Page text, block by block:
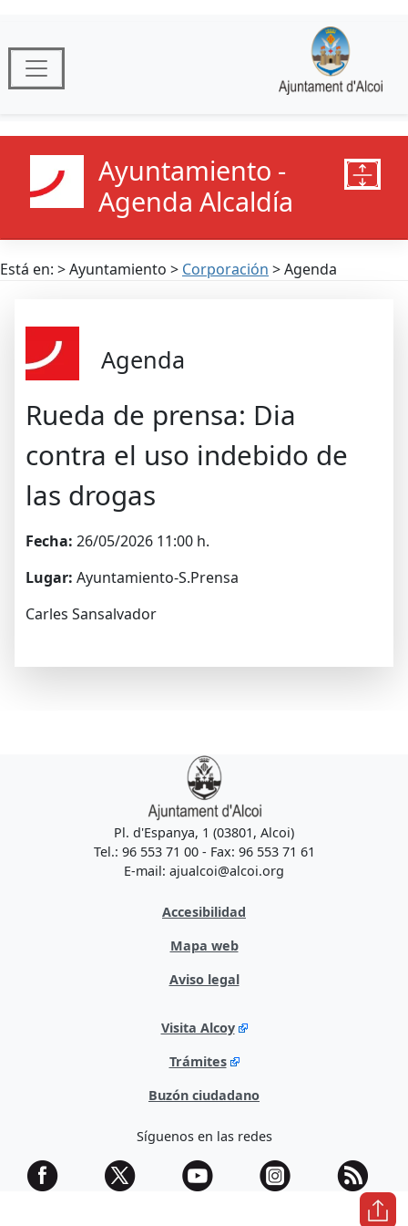
Ayuntamiento -
Agenda Alcaldía
Está en: > Ayuntamiento > Corporación > Agenda
Agenda
Rueda de prensa: Dia
contra el uso indebido de
las drogas
Fecha: 26/05/2026 11:00 h.
Lugar: Ayuntamiento-S.Prensa
Carles Sansalvador
Pl. d'Espanya, 1 (03801, Alcoi)
Tel.: 96 553 71 00 - Fax: 96 553 71 61
E-mail: ajualcoi@alcoi.org
Accesibilidad
Mapa web
Aviso legal
Visita Alcoy
Trámites
Buzón ciudadano
Síguenos en las redes